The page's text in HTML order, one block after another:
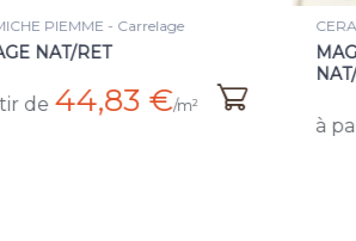
CERAMICHE PIEMME - Carrelage
MAGNIFICENT CALACATTA
30,80 € /m²